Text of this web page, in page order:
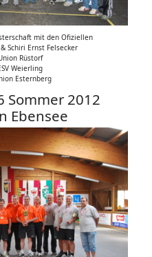
mit den Ofiziellen
Schiri Ernst Felsecker
Rüstorf
Weierling
Esternberg
Sommer 2012
Ebensee